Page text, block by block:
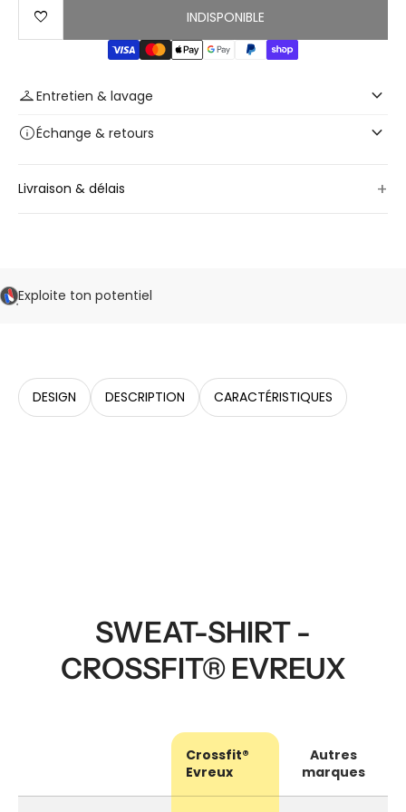
favorite INDISPONIBLE
checkroomEntretien & lavage keyboard_arrow_down
infoÉchange & retours keyboard_arrow_down
Livraison & délais +
Exploite ton potentiel
DESIGN DESCRIPTION CARACTÉRISTIQUES
SWEAT-SHIRT -
CROSSFIT® EVREUX
Crossfit®
Evreux
Autres
marques